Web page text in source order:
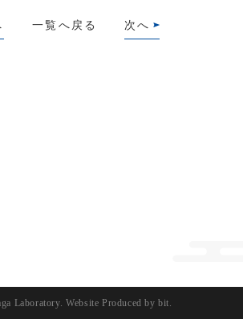
一覧へ戻る 次へ
Laboratory. Website Produced by bit.